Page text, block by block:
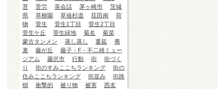
苔
苦労 英会話 茅ヶ崎市
茨城
県
草柳園 草薙杉道 荏田南
荷
物
菅生 菅生1丁目
菅生2丁目
菅生ケ丘
菅生緑地 菊名
菊菜
蒙古タンメン
蒸し蒸し 蔓延
蕎
麦
藤が丘
藤子・F・不二雄ミュー
ジアム
藤沢市 行動 街
街づく
り
街のすみここちランキング
街の
住みここちランキング
街並み
街路
樹
衝撃的 被り物 被害
西友